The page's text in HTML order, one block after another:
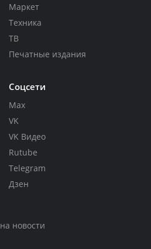
Маркет
Техника
ТВ
Печатные издания
Соцсети
Max
VK
VK Видео
Rutube
Telegram
Дзен
новости